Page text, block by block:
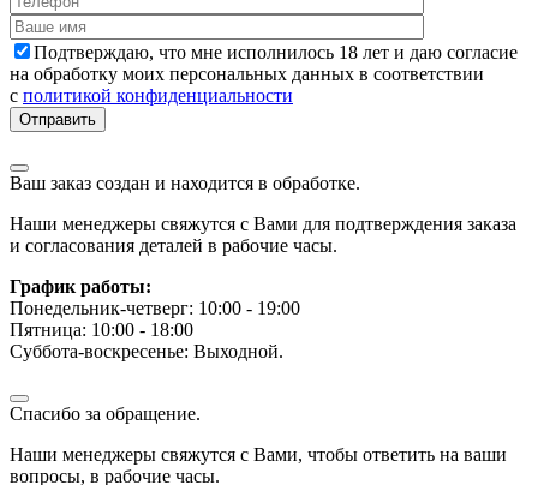
Подтверждаю, что мне исполнилось 18 лет и даю согласие
на обработку моих персональных данных в соответствии
с политикой конфиденциальности
Ваш заказ создан и находится в обработке.
Наши менеджеры свяжутся с Вами для подтверждения заказа
и согласования деталей в рабочие часы.
График работы:
Понедельник-четверг: 10:00 - 19:00
Пятница: 10:00 - 18:00
Суббота-воскресенье: Выходной.
Спасибо за обращение.
Наши менеджеры свяжутся с Вами, чтобы ответить на ваши
вопросы, в рабочие часы.